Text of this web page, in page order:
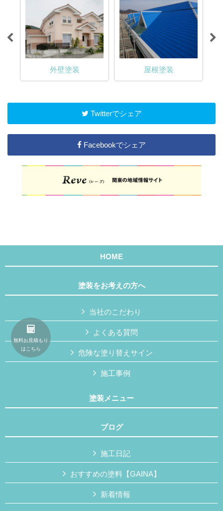
外壁塗装 屋根塗装
Twitterでシェア
Facebookでシェア
HOME
塗装をお考えの方へ
当社のこだわり
よくある質問
危険な塗り替えサイン
施工事例
塗装メニュー
ブログ
施工日記
おすすめの塗料【GAINA】
新着情報
無料お見積もり
はこちら